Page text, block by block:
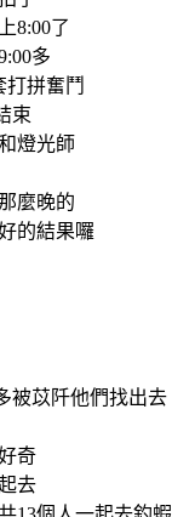
8:00了
多
打拼奮鬥
束
燈光師
麼晚的
的結果囉
被苡阡他們找出去
奇
去